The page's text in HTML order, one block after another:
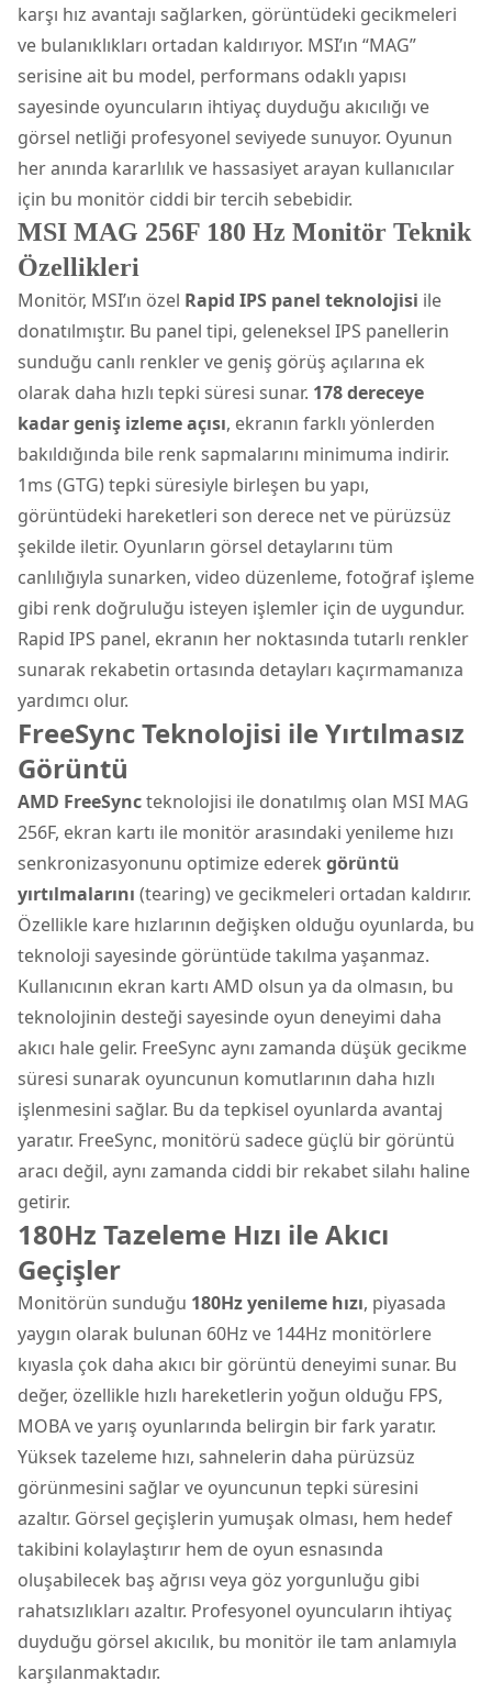
karşı hız avantajı sağlarken, görüntüdeki gecikmeleri
ve bulanıklıkları ortadan kaldırıyor. MSI’ın “MAG”
serisine ait bu model, performans odaklı yapısı
sayesinde oyuncuların ihtiyaç duyduğu akıcılığı ve
görsel netliği profesyonel seviyede sunuyor. Oyunun
her anında kararlılık ve hassasiyet arayan kullanıcılar
için bu monitör ciddi bir tercih sebebidir.
MSI MAG 256F 180 Hz Monitör Teknik
Özellikleri
Monitör, MSI’ın özel Rapid IPS panel teknolojisi ile
donatılmıştır. Bu panel tipi, geleneksel IPS panellerin
sunduğu canlı renkler ve geniş görüş açılarına ek
olarak daha hızlı tepki süresi sunar. 178 dereceye
kadar geniş izleme açısı, ekranın farklı yönlerden
bakıldığında bile renk sapmalarını minimuma indirir.
1ms (GTG) tepki süresiyle birleşen bu yapı,
görüntüdeki hareketleri son derece net ve pürüzsüz
şekilde iletir. Oyunların görsel detaylarını tüm
canlılığıyla sunarken, video düzenleme, fotoğraf işleme
gibi renk doğruluğu isteyen işlemler için de uygundur.
Rapid IPS panel, ekranın her noktasında tutarlı renkler
sunarak rekabetin ortasında detayları kaçırmamanıza
yardımcı olur.
FreeSync Teknolojisi ile Yırtılmasız
Görüntü
AMD FreeSyncteknolojisi ile donatılmış olan MSI MAG
256F, ekran kartı ile monitör arasındaki yenileme hızı
senkronizasyonunu optimize ederek görüntü
yırtılmalarını (tearing) ve gecikmeleri ortadan kaldırır.
Özellikle kare hızlarının değişken olduğu oyunlarda, bu
teknoloji sayesinde görüntüde takılma yaşanmaz.
Kullanıcının ekran kartı AMD olsun ya da olmasın, bu
teknolojinin desteği sayesinde oyun deneyimi daha
akıcı hale gelir. FreeSync aynı zamanda düşük gecikme
süresi sunarak oyuncunun komutlarının daha hızlı
işlenmesini sağlar. Bu da tepkisel oyunlarda avantaj
yaratır. FreeSync, monitörü sadece güçlü bir görüntü
aracı değil, aynı zamanda ciddi bir rekabet silahı haline
getirir.
180Hz Tazeleme Hızı ile Akıcı
Geçişler
Monitörün sunduğu 180Hz yenileme hızı, piyasada
yaygın olarak bulunan 60Hz ve 144Hz monitörlere
kıyasla çok daha akıcı bir görüntü deneyimi sunar. Bu
değer, özellikle hızlı hareketlerin yoğun olduğu FPS,
MOBA ve yarış oyunlarında belirgin bir fark yaratır.
Yüksek tazeleme hızı, sahnelerin daha pürüzsüz
görünmesini sağlar ve oyuncunun tepki süresini
azaltır. Görsel geçişlerin yumuşak olması, hem hedef
takibini kolaylaştırır hem de oyun esnasında
oluşabilecek baş ağrısı veya göz yorgunluğu gibi
rahatsızlıkları azaltır. Profesyonel oyuncuların ihtiyaç
duyduğu görsel akıcılık, bu monitör ile tam anlamıyla
karşılanmaktadır.